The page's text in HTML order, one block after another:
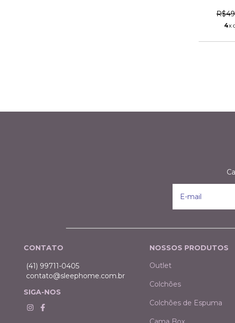
4x
CONTATO
(41) 99711-0405
contato@sleephome.com.br
SIGA-NOS
NOSSOS PRODUTOS
Outlet
Colchões
Colchões de Espuma